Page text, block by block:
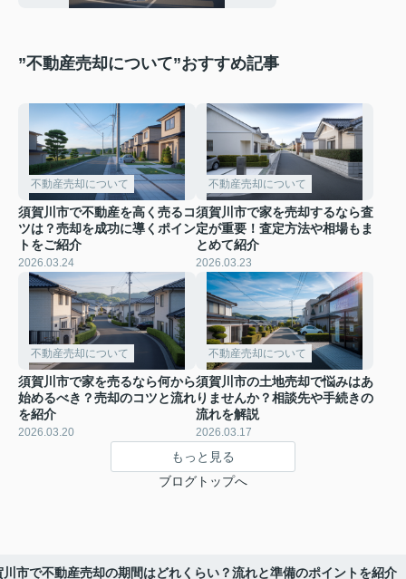
”不動産売却について”おすすめ記事
不動産売却について
須賀川市で不動産を高く売るコ
ツは？売却を成功に導くポイン
トをご紹介
2026.03.24
不動産売却について
須賀川市で家を売却するなら査
定が重要！査定方法や相場もま
とめて紹介
2026.03.23
不動産売却について
須賀川市で家を売るなら何から
始めるべき？売却のコツと流れ
を紹介
2026.03.20
不動産売却について
須賀川市の土地売却で悩みはあ
りませんか？相談先や手続きの
流れを解説
2026.03.17
もっと見る
ブログトップへ
川市で不動産売却の期間はどれくらい？流れと準備のポイントを紹介